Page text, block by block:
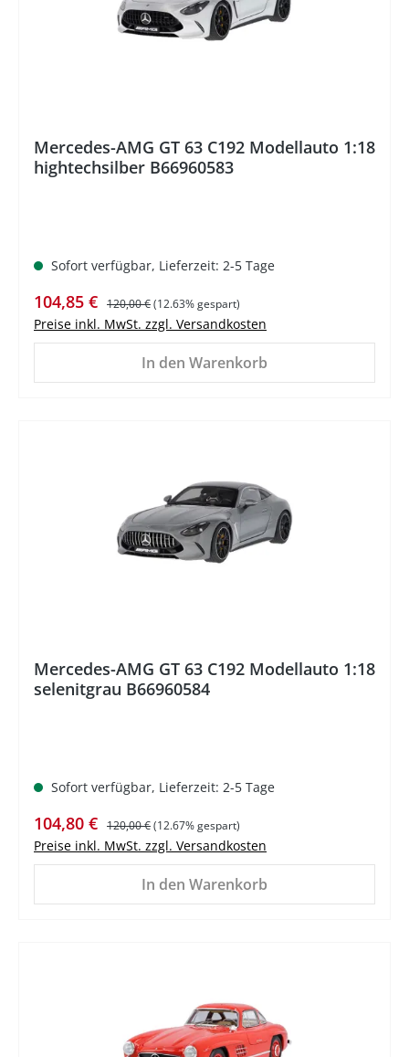
Mercedes-AMG GT 63 C192 Modellauto 1:18
hightechsilber B66960583
Sofort verfügbar, Lieferzeit: 2-5 Tage
Verkaufspreis:
104,85 € Regulärer Preis:
120,00 €(12.63% gespart)
Preise inkl. MwSt. zzgl. Versandkosten
In den Warenkorb
Mercedes-AMG GT 63 C192 Modellauto 1:18
selenitgrau B66960584
Sofort verfügbar, Lieferzeit: 2-5 Tage
Verkaufspreis:
104,80 € Regulärer Preis:
120,00 €(12.67% gespart)
Preise inkl. MwSt. zzgl. Versandkosten
In den Warenkorb